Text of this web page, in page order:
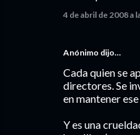
4 de abril de 2008 a
Anónimo dijo…
Cada quien se
directores. Se
en mantener
Y es una